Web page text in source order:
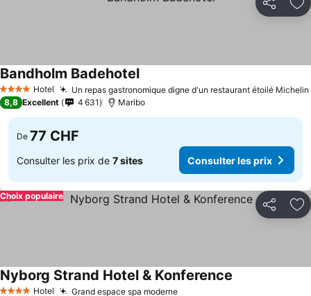
Partager
4 Étoiles Hotel Un repas gastronomique digne d'un restaurant étoilé Michelin
Bandholm Badehotel
8,8 Excellent 4 631 Maribo
De 77 CHF
Consulter les prix de 7 sites Consulter les prix
Partager
Choix populaire
Hotel Grand espace spa moderne
Nyborg Strand Hotel & Konference